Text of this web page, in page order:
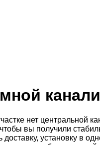
нет центральной
вы получили
установку в